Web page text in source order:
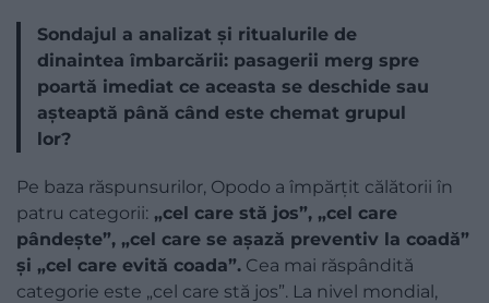
Sondajul a analizat și ritualurile de
dinaintea îmbarcării: pasagerii merg spre
poartă imediat ce aceasta se deschide sau
așteaptă până când este chemat grupul
lor?
Pe baza răspunsurilor, Opodo a împărțit călătorii în
patru categorii: „cel care stă jos”, „cel care
pândește”, „cel care se așază preventiv la coadă”
și „cel care evită coada”. Cea mai răspândită
categorie este „cel care stă jos”. La nivel mondial,